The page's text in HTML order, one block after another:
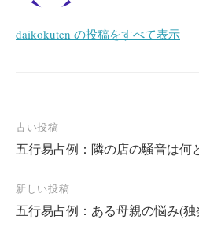
daikokuten の投稿をすべて表示
投
稿
ナ
ビ
ゲ
古い投稿
五行易占例：隣の店の騒音は何
新しい投稿
五行易占例：ある母親の悩み(